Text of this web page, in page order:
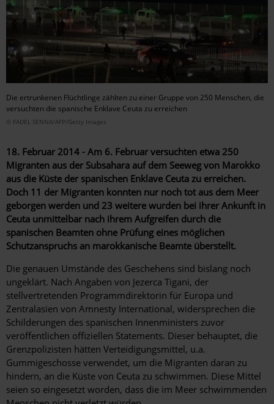
Die ertrunkenen Flüchtlinge zählten zu einer Gruppe von 250 Menschen, die
versuchten die spanische Enklave Ceuta zu erreichen
© FADEL SENNA/AFP/Getty Images
18. Februar 2014 - Am 6. Februar versuchten etwa 250
Migranten aus der Subsahara auf dem Seeweg von Marokko
aus die Küste der spanischen Enklave Ceuta zu erreichen.
Doch 11 der Migranten konnten nur noch tot aus dem Meer
geborgen werden und 23 weitere wurden bei ihrer Ankunft in
Ceuta unmittelbar nach ihrem Aufgreifen durch die
spanischen Beamten ohne Prüfung eines möglichen
Schutzanspruchs an marokkanische Beamte überstellt.
Die genauen Umstände des Geschehens sind bislang noch
ungeklärt. Nach Angaben von Jezerca Tigani, der
stellvertretenden Programmdirektorin für Europa und
Zentralasien von Amnesty International, widersprechen die
Schilderungen des spanischen Innenministers zuvor
veröffentlichen offiziellen Statements. Dieser behauptet, die
Grenzpolizisten hätten Verteidigungsmittel, u.a.
Gummigeschosse verwendet, um die Migranten daran zu
hindern, an die Küste von Ceuta zu schwimmen. Diese Mittel
seien so eingesetzt worden, dass die im Meer schwimmenden